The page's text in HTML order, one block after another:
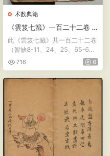
术数典籍
《雲笈七籖》一百二十二卷 ·
（宋）張君房 ·（明）張萱 校
訂 · 明刊本 · 木村兼葭堂藏版
此《雲笈七籖》共一百二十二卷
（暂缺8-11、24、25、65-6
8、72、73卷）约90万字，由...
716 6